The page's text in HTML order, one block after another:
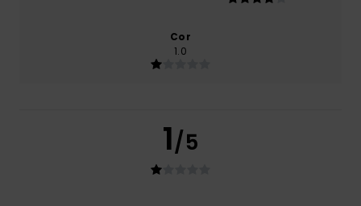
Cor
1.0
1/5